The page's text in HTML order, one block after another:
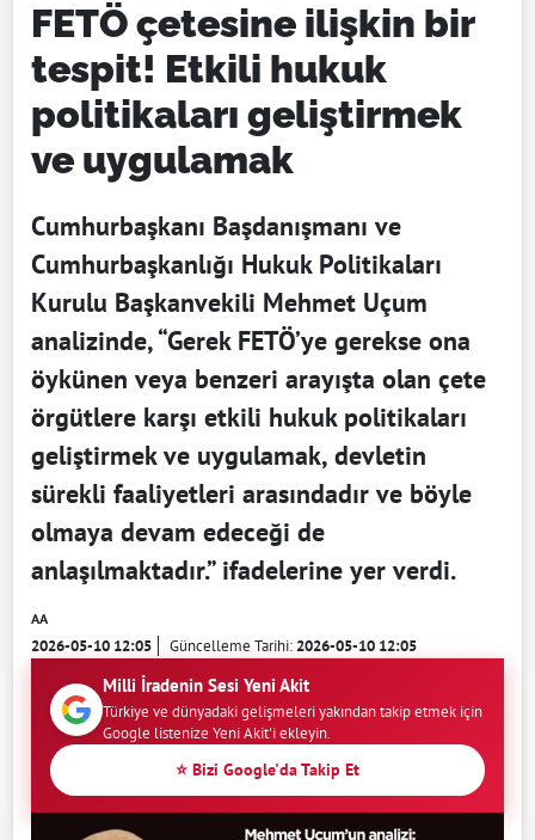
FETÖ çetesine ilişkin bir
tespit! Etkili hukuk
politikaları geliştirmek
ve uygulamak
Cumhurbaşkanı Başdanışmanı ve
Cumhurbaşkanlığı Hukuk Politikaları
Kurulu Başkanvekili Mehmet Uçum
analizinde, “Gerek FETÖ’ye gerekse ona
öykünen veya benzeri arayışta olan çete
örgütlere karşı etkili hukuk politikaları
geliştirmek ve uygulamak, devletin
sürekli faaliyetleri arasındadır ve böyle
olmaya devam edeceği de
anlaşılmaktadır.” ifadelerine yer verdi.
AA
2026-05-10 12:05 Güncelleme Tarihi:2026-05-10 12:05
Milli İradenin Sesi Yeni Akit
Türkiye ve dünyadaki gelişmeleri yakından takip etmek için
Google listenize Yeni Akit'i ekleyin.
⭐ Bizi Google'da Takip Et